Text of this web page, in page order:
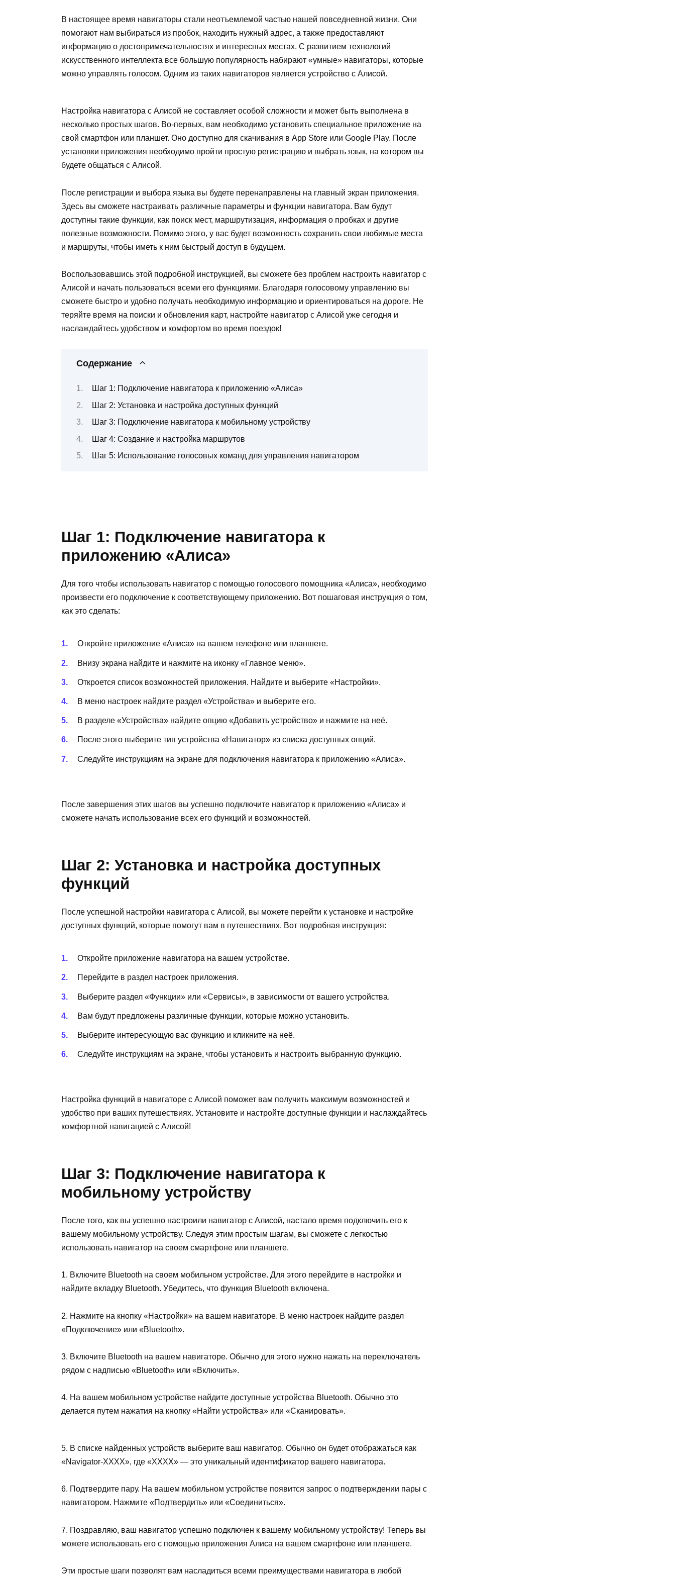
В настоящее время навигаторы стали неотъемлемой частью нашей повседневной жизни. Они
помогают нам выбираться из пробок, находить нужный адрес, а также предоставляют
информацию о достопримечательностях и интересных местах. С развитием технологий
искусственного интеллекта все большую популярность набирают «умные» навигаторы, которые
можно управлять голосом. Одним из таких навигаторов является устройство с Алисой.
Настройка навигатора с Алисой не составляет особой сложности и может быть выполнена в
несколько простых шагов. Во-первых, вам необходимо установить специальное приложение на
свой смартфон или планшет. Оно доступно для скачивания в App Store или Google Play. После
установки приложения необходимо пройти простую регистрацию и выбрать язык, на котором вы
будете общаться с Алисой.
После регистрации и выбора языка вы будете перенаправлены на главный экран приложения.
Здесь вы сможете настраивать различные параметры и функции навигатора. Вам будут
доступны такие функции, как поиск мест, маршрутизация, информация о пробках и другие
полезные возможности. Помимо этого, у вас будет возможность сохранить свои любимые места
и маршруты, чтобы иметь к ним быстрый доступ в будущем.
Воспользовавшись этой подробной инструкцией, вы сможете без проблем настроить навигатор с
Алисой и начать пользоваться всеми его функциями. Благодаря голосовому управлению вы
сможете быстро и удобно получать необходимую информацию и ориентироваться на дороге. Не
теряйте время на поиски и обновления карт, настройте навигатор с Алисой уже сегодня и
наслаждайтесь удобством и комфортом во время поездок!
Содержание
Шаг 1: Подключение навигатора к приложению «Алиса»
Шаг 2: Установка и настройка доступных функций
Шаг 3: Подключение навигатора к мобильному устройству
Шаг 4: Создание и настройка маршрутов
Шаг 5: Использование голосовых команд для управления навигатором
Шаг 1: Подключение навигатора к
приложению «Алиса»
Для того чтобы использовать навигатор с помощью голосового помощника «Алиса», необходимо
произвести его подключение к соответствующему приложению. Вот пошаговая инструкция о том,
как это сделать:
Откройте приложение «Алиса» на вашем телефоне или планшете.
Внизу экрана найдите и нажмите на иконку «Главное меню».
Откроется список возможностей приложения. Найдите и выберите «Настройки».
В меню настроек найдите раздел «Устройства» и выберите его.
В разделе «Устройства» найдите опцию «Добавить устройство» и нажмите на неё.
После этого выберите тип устройства «Навигатор» из списка доступных опций.
Следуйте инструкциям на экране для подключения навигатора к приложению «Алиса».
После завершения этих шагов вы успешно подключите навигатор к приложению «Алиса» и
сможете начать использование всех его функций и возможностей.
Шаг 2: Установка и настройка доступных
функций
После успешной настройки навигатора с Алисой, вы можете перейти к установке и настройке
доступных функций, которые помогут вам в путешествиях. Вот подробная инструкция:
Откройте приложение навигатора на вашем устройстве.
Перейдите в раздел настроек приложения.
Выберите раздел «Функции» или «Сервисы», в зависимости от вашего устройства.
Вам будут предложены различные функции, которые можно установить.
Выберите интересующую вас функцию и кликните на неё.
Следуйте инструкциям на экране, чтобы установить и настроить выбранную функцию.
Настройка функций в навигаторе с Алисой поможет вам получить максимум возможностей и
удобство при ваших путешествиях. Установите и настройте доступные функции и наслаждайтесь
комфортной навигацией с Алисой!
Шаг 3: Подключение навигатора к
мобильному устройству
После того, как вы успешно настроили навигатор с Алисой, настало время подключить его к
вашему мобильному устройству. Следуя этим простым шагам, вы сможете с легкостью
использовать навигатор на своем смартфоне или планшете.
1. Включите Bluetooth на своем мобильном устройстве. Для этого перейдите в настройки и
найдите вкладку Bluetooth. Убедитесь, что функция Bluetooth включена.
2. Нажмите на кнопку «Настройки» на вашем навигаторе. В меню настроек найдите раздел
«Подключение» или «Bluetooth».
3. Включите Bluetooth на вашем навигаторе. Обычно для этого нужно нажать на переключатель
рядом с надписью «Bluetooth» или «Включить».
4. На вашем мобильном устройстве найдите доступные устройства Bluetooth. Обычно это
делается путем нажатия на кнопку «Найти устройства» или «Сканировать».
5. В списке найденных устройств выберите ваш навигатор. Обычно он будет отображаться как
«Navigator-XXXX», где «XXXX» — это уникальный идентификатор вашего навигатора.
6. Подтвердите пару. На вашем мобильном устройстве появится запрос о подтверждении пары с
навигатором. Нажмите «Подтвердить» или «Соединиться».
7. Поздравляю, ваш навигатор успешно подключен к вашему мобильному устройству! Теперь вы
можете использовать его с помощью приложения Алиса на вашем смартфоне или планшете.
Эти простые шаги позволят вам насладиться всеми преимуществами навигатора в любой